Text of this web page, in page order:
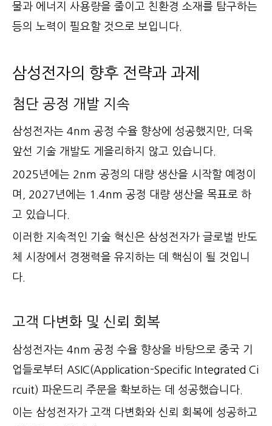
물과 에너지 사용량을 줄이고 친환경 소재를 탐구하는
등의 노력이 필요할 것으로 보입니다.
삼성전자의 향후 전략과 과제
첨단 공정 개발 지속
삼성전자는 4nm 공정 수율 향상에 성공했지만, 더욱
앞선 기술 개발도 게을리하지 않고 있습니다.
2025년에는 2nm 공정의 대량 생산을 시작할 예정이
며, 2027년에는 1.4nm 공정 대량 생산을 목표로 하
고 있습니다.
이러한 지속적인 기술 혁신은 삼성전자가 글로벌 반도
체 시장에서 경쟁력을 유지하는 데 핵심이 될 것입니
다.
고객 다변화 및 신뢰 회복
삼성전자는 4nm 공정 수율 향상을 바탕으로 중국 기
업들로부터 ASIC(Application-Specific Integrated Ci
rcuit) 파운드리 주문을 확보하는 데 성공했습니다.
이는 삼성전자가 고객 다변화와 신뢰 회복에 성공하고